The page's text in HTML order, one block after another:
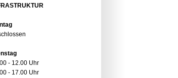
- 12.00 Uhr
- 17.00 Uhr